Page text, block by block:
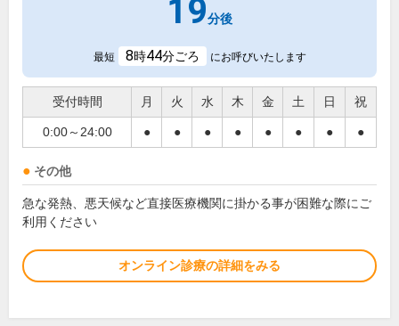
19分後
最短 8時44分ごろ にお呼びいたします
受付時間 月 火 水 木 金 土 日 祝
0:00～24:00 ● ● ● ● ● ● ● ●
その他
急な発熱、悪天候など直接医療機関に掛かる事が困難な際にご
利用ください
オンライン診療の詳細をみる